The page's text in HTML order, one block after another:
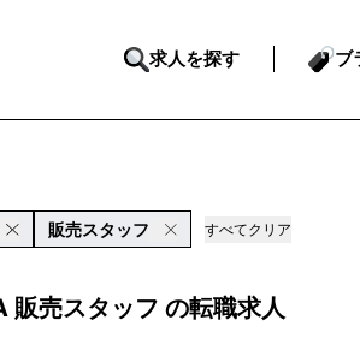
求人を探す ブ
販売スタッフ すべてクリア
販売スタッフ の転職求人